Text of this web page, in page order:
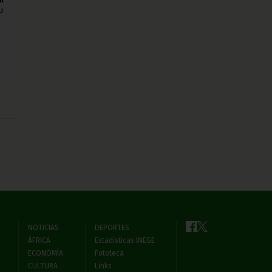
NOTICIAS
ÁFRICA
ECONOMÍA
CULTURA
DEPORTES
Estadísticas INEGE
Fototeca
Links